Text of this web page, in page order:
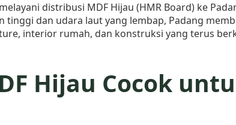
distribusi MDF Hijau (HMR Board) ke
tinggi dan udara laut yang lembap, Padang
interior rumah, dan konstruksi yang terus
Hijau Cocok